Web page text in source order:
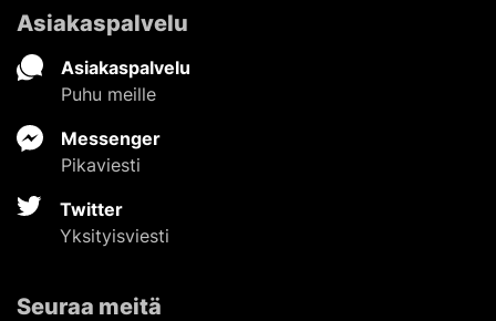
Asiakaspalvelu
Asiakaspalvelu
Puhu meille
Messenger
Pikaviesti
Twitter
Yksityisviesti
Seuraa meitä